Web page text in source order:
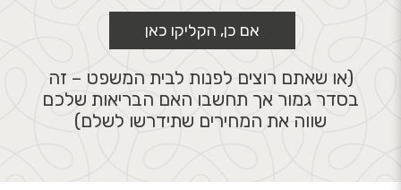
אם כן, הקליקו כאן
(או שאתם רוצים לפנות לבית המשפט – זה
בסדר גמור אך תחשבו האם הבריאות שלכם
שווה את המחירים שתידרשו לשלם)